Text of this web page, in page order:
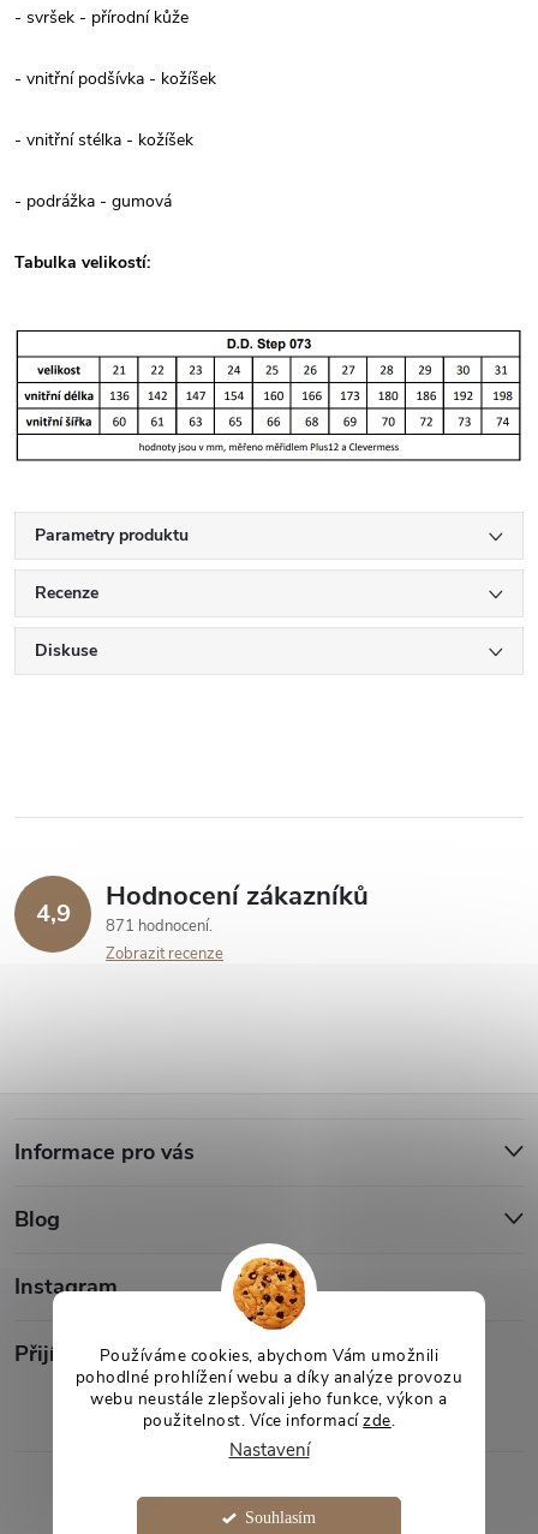
Používáme cookies, abychom Vám umožnili
pohodlné prohlížení webu a díky analýze provozu
webu neustále zlepšovali jeho funkce, výkon a
použitelnost. Více informacízde.
Nastavení
Souhlasím
- svršek - přírodní kůže
- vnitřní podšívka - kožíšek
- vnitřní stélka - kožíšek
- podrážka - gumová
Tabulka velikostí:
Parametry produktu
Recenze
Diskuse
4,9 Hodnocení zákazníků
871 hodnocení
Zobrazit recenze
á
p
a
Informace pro vás
Blog
Instagram
Přijímáme online platby
Copyright 2026Desami. Všechna práva vyhrazena.